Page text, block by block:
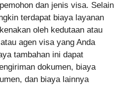
dan jenis visa. Selain
terdapat biaya layanan
oleh kedutaan atau
agen visa yang Anda
tambahan ini dapat
dokumen, biaya
dan biaya lainnya